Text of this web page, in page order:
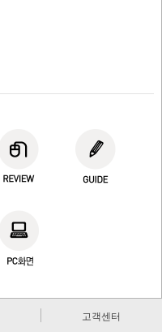
고객센터